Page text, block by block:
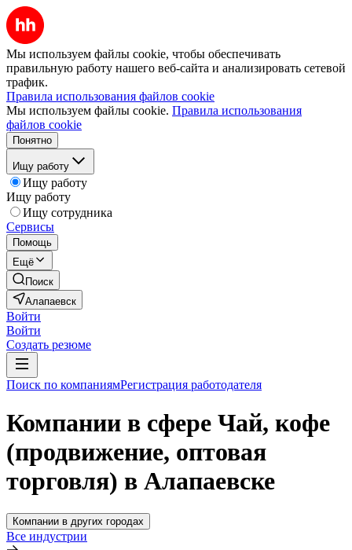
Мы используем файлы cookie, чтобы обеспечивать
правильную работу нашего веб-сайта и анализировать сетевой
трафик.
Правила использования файлов cookie
Мы используем файлы cookie. Правила использования
файлов cookie
Понятно
Ищу работу
Ищу работу
Ищу работу
Ищу сотрудника
Сервисы
Помощь
Ещё
Поиск
Алапаевск
Войти
Войти
Создать резюме
Поиск по компаниямРегистрация работодателя
Компании в сфере Чай, кофе
(продвижение, оптовая
торговля) в Алапаевске
Компании в других городах
Все индустрии